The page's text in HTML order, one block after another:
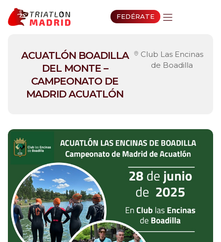
FEDÉRATE
ACUATLÓN BOADILLA
DEL MONTE –
CAMPEONATO DE
MADRID ACUATLÓN
Club Las Encinas
de Boadilla